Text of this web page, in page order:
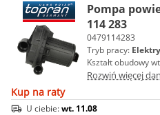
Pompa
114 283
0479114283
Tryb pracy:
Kształt obudowy
Rozwiń więcej
Kup na raty
U ciebie:wt. 11.08